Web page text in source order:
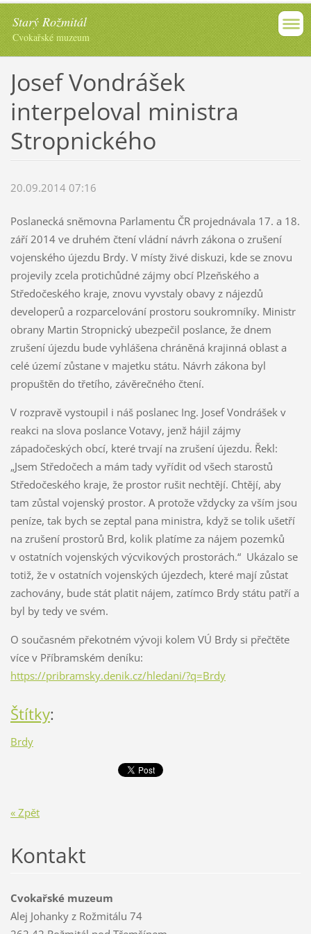
Starý Rožmitál
Cvokařské muzeum
Josef Vondrášek
interpeloval ministra
Stropnického
20.09.2014 07:16
Poslanecká sněmovna Parlamentu ČR projednávala 17. a 18.
září 2014 ve druhém čtení vládní návrh zákona o zrušení
vojenského újezdu Brdy. V místy živé diskuzi, kde se znovu
projevily zcela protichůdné zájmy obcí Plzeňského a
Středočeského kraje, znovu vyvstaly obavy z nájezdů
developerů a rozparcelování prostoru soukromníky. Ministr
obrany Martin Stropnický ubezpečil poslance, že dnem
zrušení újezdu bude vyhlášena chráněná krajinná oblast a
celé území zůstane v majetku státu. Návrh zákona byl
propuštěn do třetího, závěrečného čtení.
V rozpravě vystoupil i náš poslanec Ing. Josef Vondrášek v
reakci na slova poslance Votavy, jenž hájil zájmy
západočeských obcí, které trvají na zrušení újezdu. Řekl:
„Jsem Středočech a mám tady vyřídit od všech starostů
Středočeského kraje, že prostor rušit nechtějí. Chtějí, aby
tam zůstal vojenský prostor. A protože vždycky za vším jsou
peníze, tak bych se zeptal pana ministra, když se tolik ušetří
na zrušení prostorů Brd, kolik platíme za nájem pozemků
v ostatních vojenských výcvikových prostorách.“ Ukázalo se
totiž, že v ostatních vojenských újezdech, které mají zůstat
zachovány, bude stát platit nájem, zatímco Brdy státu patří a
byl by tedy ve svém.
O současném překotném vývoji kolem VÚ Brdy si přečtěte
více v Příbramském deníku:
https://pribramsky.denik.cz/hledani/?q=Brdy
Štítky:
Brdy
« Zpět
Kontakt
Cvokařské muzeum
Alej Johanky z Rožmitálu 74